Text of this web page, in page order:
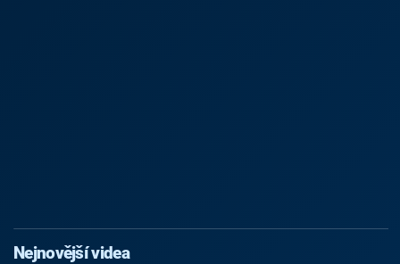
Nejnovější videa